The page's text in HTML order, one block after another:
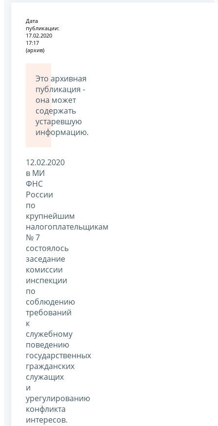
Дата
публикации:
17.02.2020
17:17
(архив)
Это архивная
публикация -
она может
содержать
устаревшую
информацию.
12.02.2020
в МИ
ФНС
России
по
крупнейшим
налогоплательщикам
№ 7
состоялось
заседание
комиссии
инспекции
по
соблюдению
требований
к
служебному
поведению
государственных
гражданских
служащих
и
урегулированию
конфликта
интересов.